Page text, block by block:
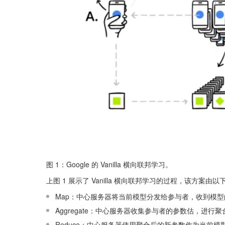
图 1：Google 的 Vanilla 横向联邦学习。
上图 1 展示了 Vanilla 横向联邦学习的过程，该方案由以
Map：中心服务器将当前模型分发给参与者，收到模
Aggregate：中心服务器收集参与者的参数估，进行